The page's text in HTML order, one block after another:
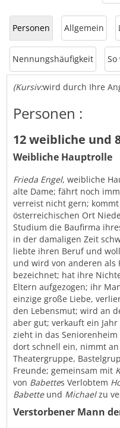
Personen Allgemein
Nennungshäufigkeit
(Kursiv:wird durch Ihre
Personen :
12 weibliche und
Weibliche Hauptrolle
Frieda Engel, weibliche
alte Dame; fährt noch
verreist nicht gern;
österreichischen Ort
Studium die Baufirma
in der damaligen Zeit
liebte ihren Beruf und
und wird von anderen als
bezeichnet; hat ihre
Eltern aufgezogen; ihr
einzige große Liebe,
den Lebensmut; wird an
aber gut; verkauft ein Jahr
zieht in das Seniorenheim
dort schnell ein, nimmt
Theatergruppe,
Freunde; gemeinsam mit
von Babettes Verlobtem
Babetteund Michaelzu
Verstorbener Mann